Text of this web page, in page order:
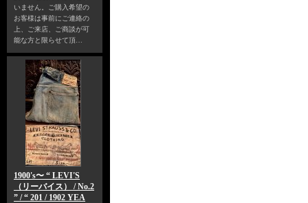
いません。ご購入希望の
お客様は事前にご連絡の
上、ご来店、ご商談が可
能な方と限らせて頂…
1900's〜 “ LEVI'S
（リーバイス） / No.2
” / “ 201 / 1902 YEA